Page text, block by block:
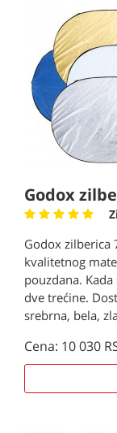
Godox
Godox zilberica
kvalitetnog
pouzdana.
dve trećine.
srebrna, bela,
Cena: 10 030